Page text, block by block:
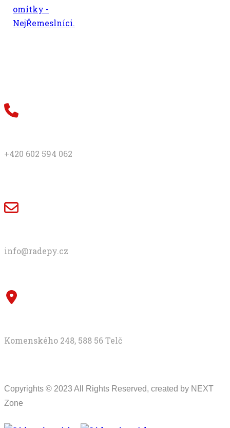
omítky -
NejŘemeslníci.
+420 602 594 062
info@radepy.cz
Komenského 248, 588 56 Telč
Copyrights © 2023 All Rights Reserved, created by NEXT
Zone